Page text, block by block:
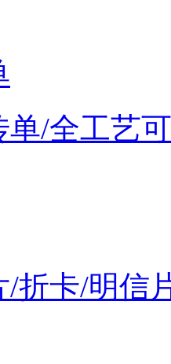
单/全工艺
/折卡/明信